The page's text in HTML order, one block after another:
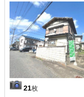
21枚